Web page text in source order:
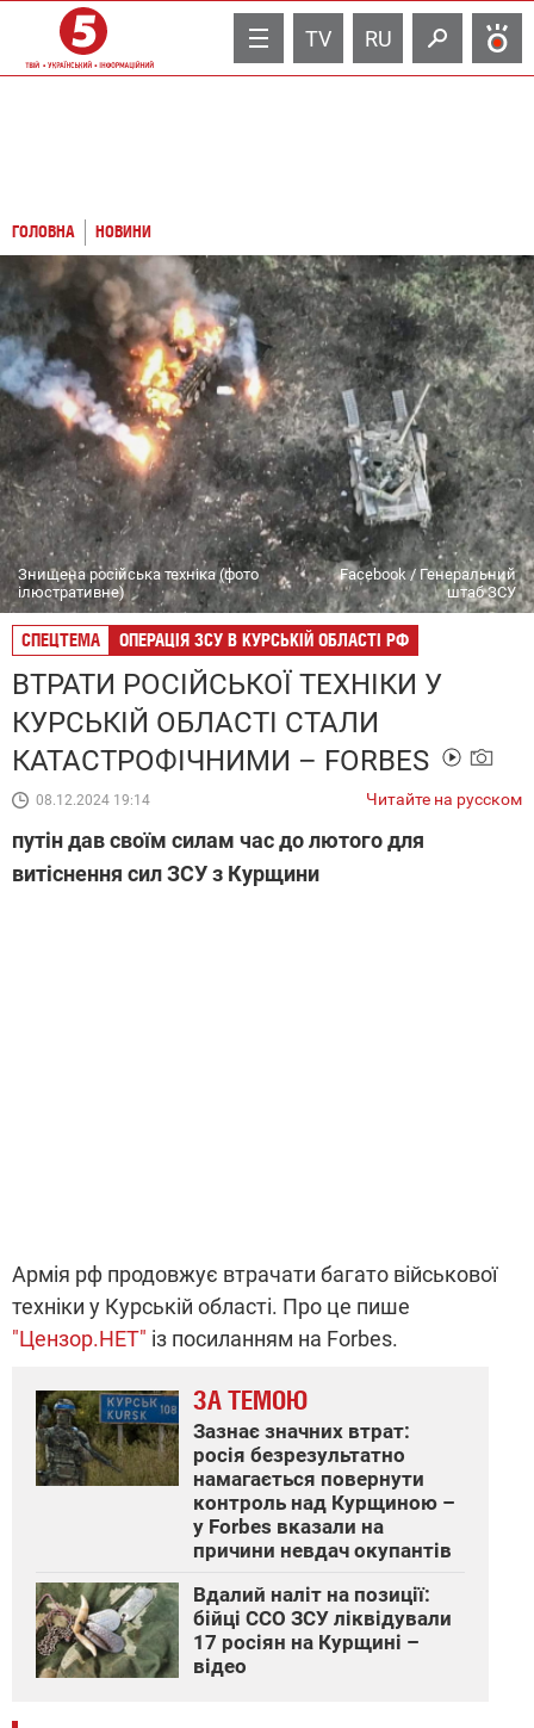
TV RU
ГОЛОВНА НОВИНИ
Знищена російська техніка (фото
ілюстративне)
Facebook / Генеральний
штаб ЗСУ
СПЕЦТЕМА ОПЕРАЦІЯ ЗСУ В КУРСЬКІЙ ОБЛАСТІ РФ
ВТРАТИ РОСІЙСЬКОЇ ТЕХНІКИ У
КУРСЬКІЙ ОБЛАСТІ СТАЛИ
КАТАСТРОФІЧНИМИ – FORBES
08.12.2024 19:14 Читайте на русском
путін дав своїм силам час до лютого для
витіснення сил ЗСУ з Курщини
Армія рф продовжує втрачати багато військової
техніки у Курській області. Про це пише
"Цензор.НЕТ" із посиланням на Forbes.
ЗА ТЕМОЮ
Зазнає значних втрат:
росія безрезультатно
намагається повернути
контроль над Курщиною –
у Forbes вказали на
причини невдач окупантів
Вдалий наліт на позиції:
бійці ССО ЗСУ ліквідували
17 росіян на Курщині –
відео